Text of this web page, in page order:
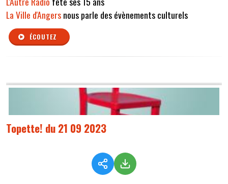
La Ville d'Angersnous parle des évènements culturels
ÉCOUTEZ
Topette! du 21 09 2023